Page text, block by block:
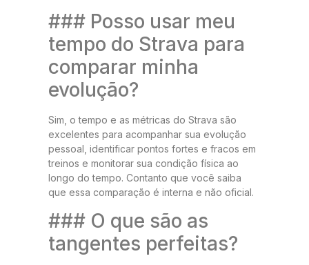
### Posso usar meu
tempo do Strava para
comparar minha
evolução?
Sim, o tempo e as métricas do Strava são
excelentes para acompanhar sua evolução
pessoal, identificar pontos fortes e fracos em
treinos e monitorar sua condição física ao
longo do tempo. Contanto que você saiba
que essa comparação é interna e não oficial.
### O que são as
tangentes perfeitas?